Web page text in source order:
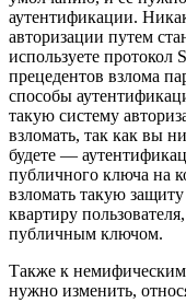
аутентификации.
авторизации путем
используете протокол
прецедентов взлома
способы
такую систему
взломать, так как вы
будете —
публичного ключа на
взломать такую
квартиру
публичным ключом.
Также к
нужно изменить,